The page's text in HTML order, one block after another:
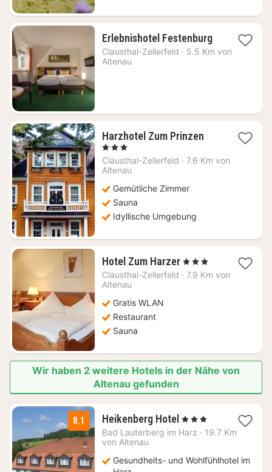
Erlebnishotel Festenburg2
Nächte
Clausthal-Zellerfeld · 5.5 Km von
Altenau
Harzhotel Zum Prinzen1
ab
, 3 Sterne
Clausthal-Zellerfeld · 7.6 Km von
Altenau
Gemütliche Zimmer
Sauna
Idyllische Umgebung
Hotel Zum Harzer1
Nacht
, 3 Sterne
Clausthal-Zellerfeld · 7.9 Km von
Altenau
Gratis WLAN
Restaurant
Sauna
Wir haben 2 weitere Hotels in der Nähe von
Altenau gefunden
8.1 Heikenberg Hotel 1
Nacht
€
, 3 Sterne
Bad Lauterberg im Harz · 19.7 Km
von Altenau
Gesundheits- und Wohlfühlhotel im